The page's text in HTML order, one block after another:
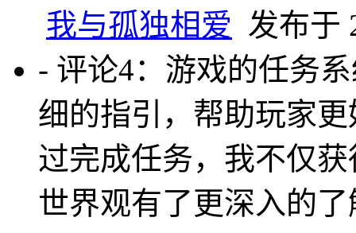
我与孤独相爱 发布于
- 评论4：游戏的任务
细的指引，帮助玩家
过完成任务，我不仅
世界观有了更深入的了